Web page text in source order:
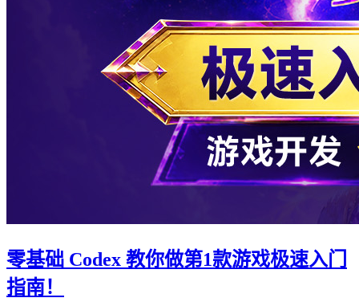
零基础 Codex 教你做第1款游戏极速入门
指南！